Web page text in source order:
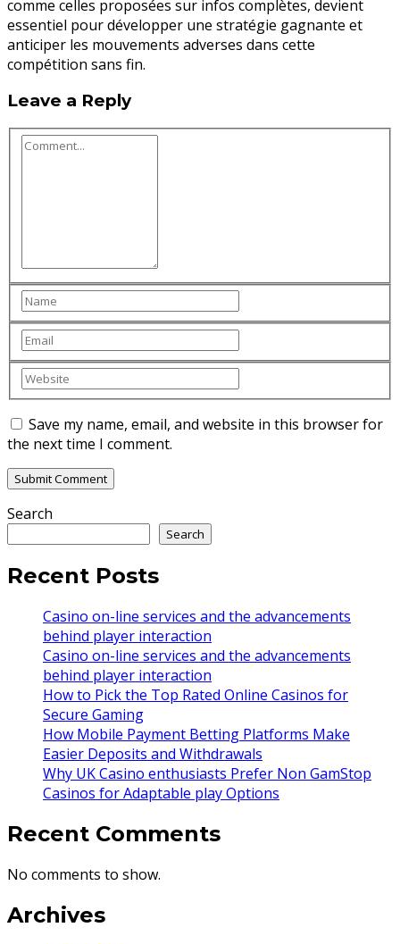
comme celles proposées sur infos complètes, devient
essentiel pour développer une stratégie gagnante et
anticiper les mouvements adverses dans cette
compétition sans fin.
Leave a Reply
Save my name, email, and website in this browser for
the next time I comment.
Search
Search
Recent Posts
Casino on-line services and the advancements
behind player interaction
Casino on-line services and the advancements
behind player interaction
How to Pick the Top Rated Online Casinos for
Secure Gaming
How Mobile Payment Betting Platforms Make
Easier Deposits and Withdrawals
Why UK Casino enthusiasts Prefer Non GamStop
Casinos for Adaptable play Options
Recent Comments
No comments to show.
Archives